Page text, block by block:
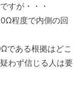
すが・・・
程度で内側の回
である根拠はどこ
わず信じる人は要